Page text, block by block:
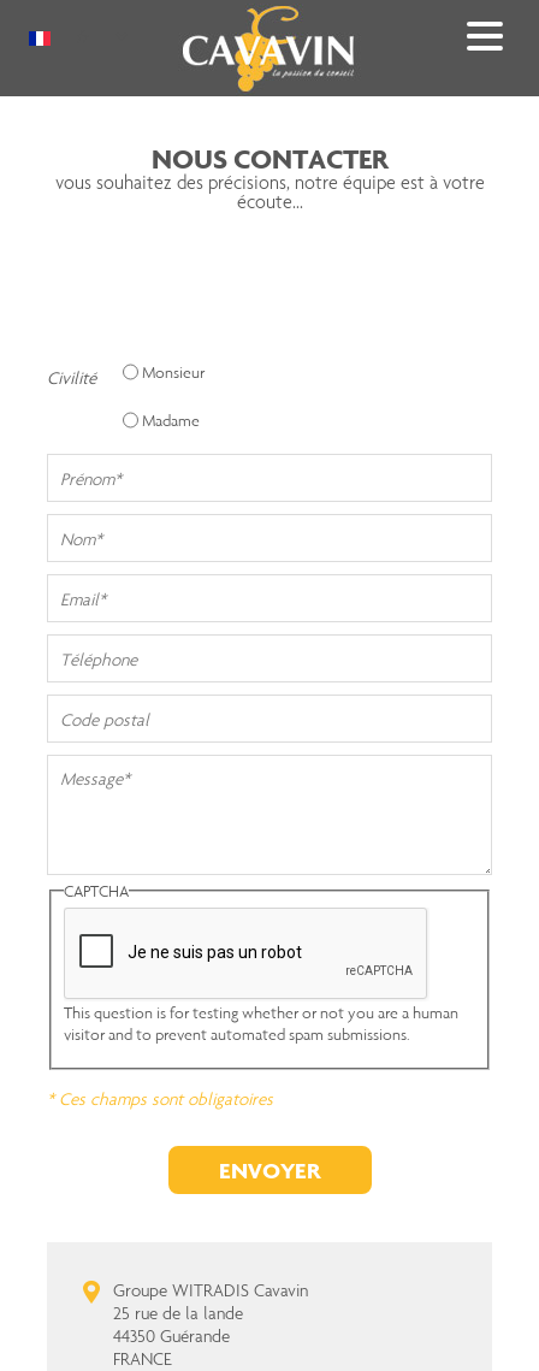
NOUS CONTACTER
vous souhaitez des précisions, notre équipe est à votre
écoute...
Civilité Monsieur
Madame
CAPTCHA
This question is for testing whether or not you are a human
visitor and to prevent automated spam submissions.
* Ces champs sont obligatoires
Groupe WITRADIS Cavavin
25 rue de la lande
44350 Guérande
FRANCE